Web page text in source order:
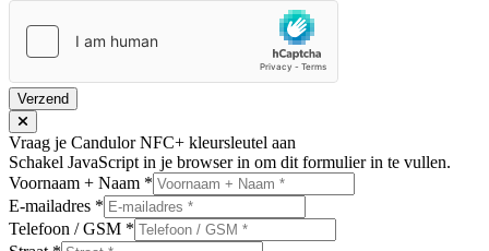
Verzend
Vraag je Candulor NFC+ kleursleutel aan
Schakel JavaScript in je browser in om dit formulier in te vullen.
Voornaam + Naam *
E-mailadres *
Telefoon / GSM *